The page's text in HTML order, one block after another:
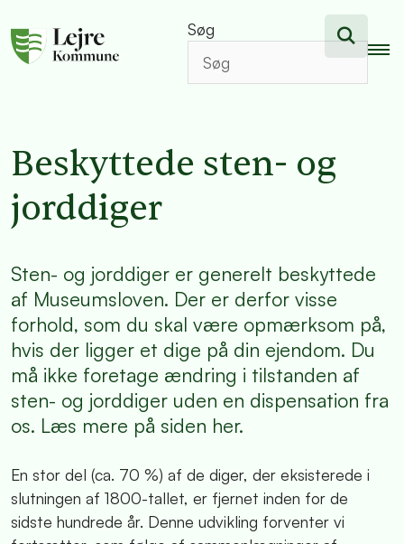
Søg
Beskyttede sten- og
jorddiger
Sten- og jorddiger er generelt beskyttede
af Museumsloven. Der er derfor visse
forhold, som du skal være opmærksom på,
hvis der ligger et dige på din ejendom. Du
må ikke foretage ændring i tilstanden af
sten- og jorddiger uden en dispensation fra
os. Læs mere på siden her.
En stor del (ca. 70 %) af de diger, der eksisterede i
slutningen af 1800-tallet, er fjernet inden for de
sidste hundrede år. Denne udvikling forventer vi